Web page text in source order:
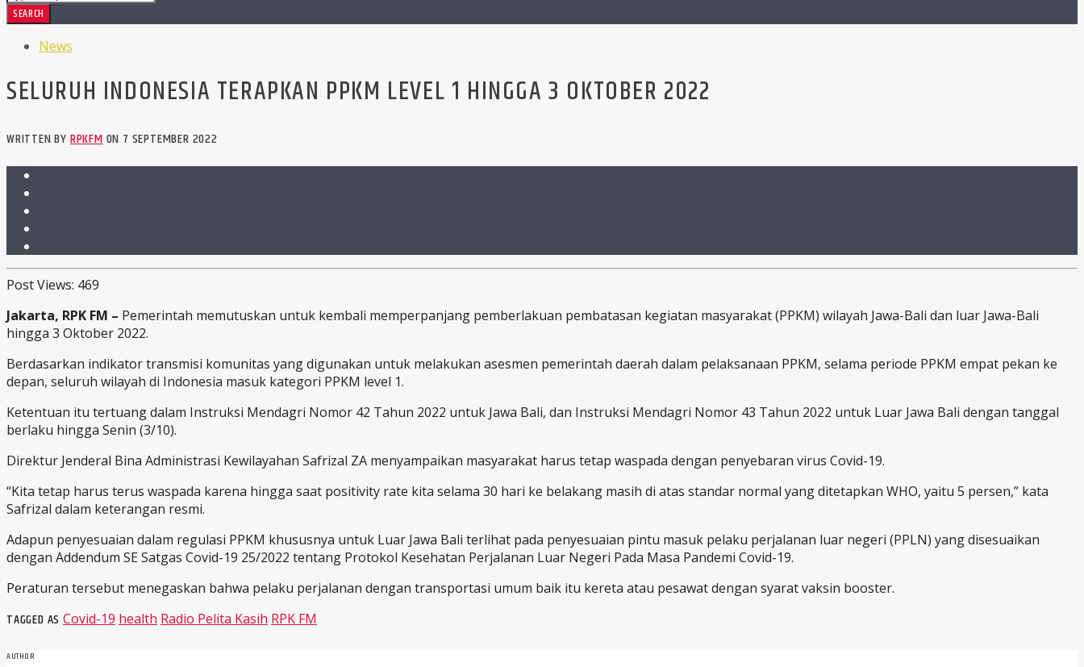
News
SELURUH INDONESIA TERAPKAN PPKM LEVEL 1 HINGGA 3 OKTOBER 2022
WRITTEN BYRPKFMON 7 SEPTEMBER 2022
Post Views: 469
Jakarta, RPK FM – Pemerintah memutuskan untuk kembali memperpanjang pemberlakuan pembatasan kegiatan masyarakat (PPKM) wilayah Jawa-Bali dan luar Jawa-Bali
hingga 3 Oktober 2022.
Berdasarkan indikator transmisi komunitas yang digunakan untuk melakukan asesmen pemerintah daerah dalam pelaksanaan PPKM, selama periode PPKM empat pekan ke
depan, seluruh wilayah di Indonesia masuk kategori PPKM level 1.
Ketentuan itu tertuang dalam Instruksi Mendagri Nomor 42 Tahun 2022 untuk Jawa Bali, dan Instruksi Mendagri Nomor 43 Tahun 2022 untuk Luar Jawa Bali dengan tanggal
berlaku hingga Senin (3/10).
Direktur Jenderal Bina Administrasi Kewilayahan Safrizal ZA menyampaikan masyarakat harus tetap waspada dengan penyebaran virus Covid-19.
“Kita tetap harus terus waspada karena hingga saat positivity rate kita selama 30 hari ke belakang masih di atas standar normal yang ditetapkan WHO, yaitu 5 persen,” kata
Safrizal dalam keterangan resmi.
Adapun penyesuaian dalam regulasi PPKM khususnya untuk Luar Jawa Bali terlihat pada penyesuaian pintu masuk pelaku perjalanan luar negeri (PPLN) yang disesuaikan
dengan Addendum SE Satgas Covid-19 25/2022 tentang Protokol Kesehatan Perjalanan Luar Negeri Pada Masa Pandemi Covid-19.
Peraturan tersebut menegaskan bahwa pelaku perjalanan dengan transportasi umum baik itu kereta atau pesawat dengan syarat vaksin booster.
TAGGED AS Covid-19 health Radio Pelita Kasih RPK FM
AUTHOR